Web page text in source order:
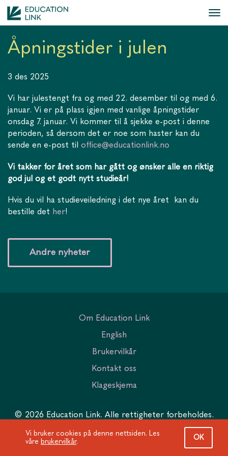
Åpningstider i julen
3 des 2025
Vi har julestengt fra og med 22. desember til og med 6.
januar. Vi er på plass igjen med vanlige åpningstider
onsdag 7. januar. Vi kommer til å sjekke e-post i denne
perioden, så dersom det er noe som haster kan du
sende en e-post til office@educationlink.no
Vi takker for året som har gått og ønsker alle en riktig
god jul og et godt nytt studieår!
Hvis du vil ha studieveiledning i det nye året kan du
bestille det her!
Andre nyheter
Om Education Link
English
Brukervilkår
Kontakt oss
Klageskjema
© 2026 Education Link. Alle rettigheter forbeholdes.
Vi bruker cookies på denne nettsiden. Les
våre brukervilkår.
OK